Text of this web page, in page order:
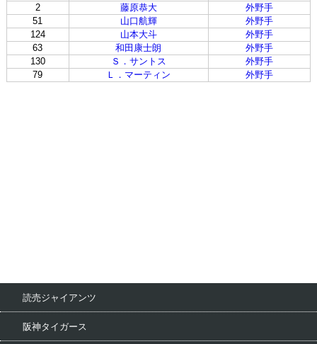
2
藤原恭大
外野手
51
山口航輝
外野手
124
山本大斗
外野手
63
和田康士朗
外野手
130
Ｓ．サントス
外野手
79
Ｌ．マーティン 外野手
読売ジャイアンツ
阪神タイガース